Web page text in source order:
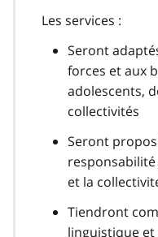
Les services :
Seront
forces et aux
adolescents,
collectivités
Seront
responsabilité
et la
Tiendront
linguistique